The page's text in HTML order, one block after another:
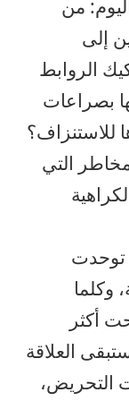
من
إلى
الروابط
بصراعات
للاستنزاف؟
التي
توحدت
وكلما
أكثر
العلاقة
التحريض،